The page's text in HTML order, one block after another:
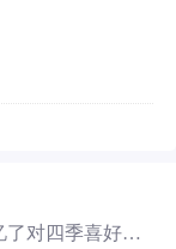
对四季喜好的